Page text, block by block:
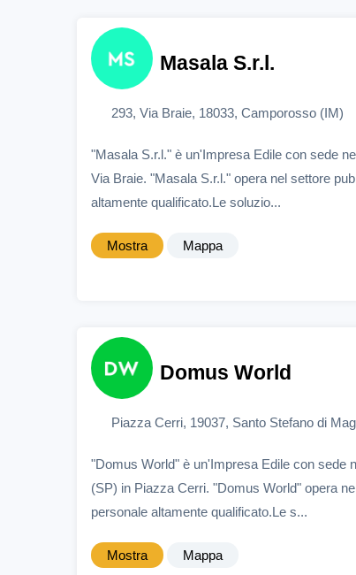
Masala S.r.l.
293, Via Braie, 18033, Camporosso (IM)
"Masala S.r.l." è un'Impresa Edile con sede
Via Braie. "Masala S.r.l." opera nel settore
altamente qualificato.Le soluzio...
Mostra Mappa
Domus World
Piazza Cerri, 19037, Santo Stefano di
"Domus World" è un'Impresa Edile con sede
(SP) in Piazza Cerri. "Domus World" opera
personale altamente qualificato.Le s...
Mostra Mappa